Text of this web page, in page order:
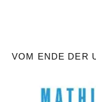
VOM ENDE DER